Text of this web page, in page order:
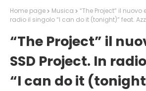
Home page Musica
“The Project” il nuovo
radio il singolo “I can do it (tonight)” feat.
“The Project” il
SSD Project. In
“I can do it